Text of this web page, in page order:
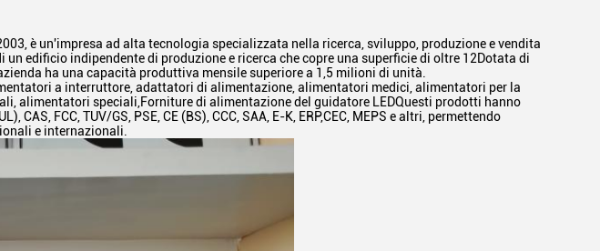
è un'impresa ad alta tecnologia specializzata nella ricerca, sviluppo, produzione e vendita
edificio indipendente di produzione e ricerca che copre una superficie di oltre 12Dotata di
ha una capacità produttiva mensile superiore a 1,5 milioni di unità.
a interruttore, adattatori di alimentazione, alimentatori medici, alimentatori per la
alimentatori speciali,Forniture di alimentazione del guidatore LEDQuesti prodotti hanno
FCC, TUV/GS, PSE, CE (BS), CCC, SAA, E-K, ERP,CEC, MEPS e altri, permettendo
e internazionali.